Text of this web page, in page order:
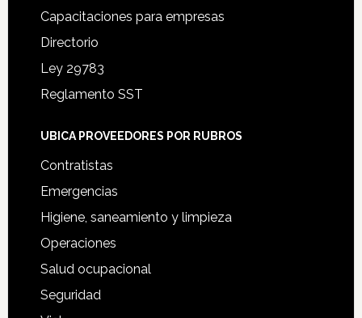
Capacitaciones para empresas
Directorio
Ley 29783
Reglamento SST
UBICA PROVEEDORES POR RUBROS
Contratistas
Emergencias
Higiene, saneamiento y limpieza
Operaciones
Salud ocupacional
Seguridad